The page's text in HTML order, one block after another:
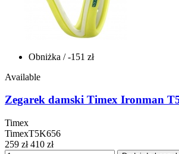
Obniżka / -151 zł
Available
Zegarek damski Timex Ironman
Timex
TimexT5K656
259 zł 410 zł